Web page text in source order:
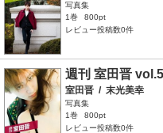
写真集
1巻
800pt
レビュー投稿数0件
週刊 室田晋 vol.5
室田晋 / 末光美幸
写真集
1巻
800pt
レビュー投稿数0件